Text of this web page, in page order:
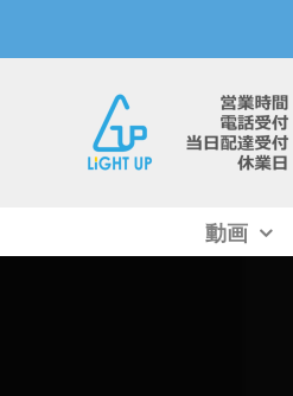
content
動画